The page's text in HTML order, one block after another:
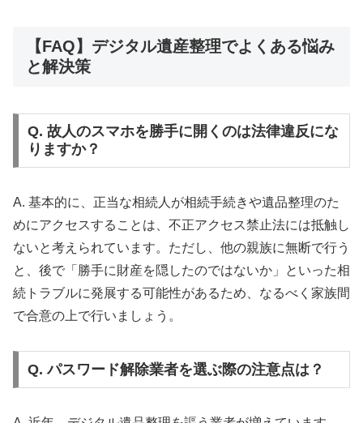
【FAQ】デジタル遺産整理でよくある悩み
と解決策
Q. 故人のスマホを勝手に開くのは法律違反にな
りますか？
A. 基本的に、正当な相続人が相続手続きや遺品整理のた
めにアクセスすることは、不正アクセス禁止法には抵触し
ないと考えられています。ただし、他の親族に無断で行う
と、後で「勝手に財産を隠したのではないか」といった相
続トラブルに発展する可能性があるため、なるべく家族間
で合意の上で行いましょう。
Q. パスワード解除業者を選ぶ際の注意点は？